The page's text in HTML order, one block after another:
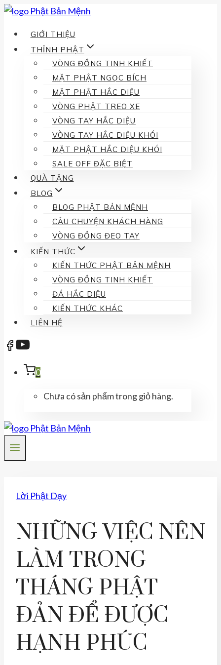
Skip
contentGIỚI THIỆU
THỈNH PHẬT
VÒNG ĐỒNG TINH KHIẾT
MẶT PHẬT NGỌC BÍCH
MẶT PHẬT HẮC DIỆU
VÒNG PHẬT TREO XE
VÒNG TAY HẮC DIỆU
VÒNG TAY HẮC DIỆU KHÓI
MẶT PHẬT HẮC DIỆU KHÓI
SALE OFF ĐẶC BIỆT
QUÀ TẶNG
BLOG
BLOG PHẬT BẢN MỆNH
CÂU CHUYỆN KHÁCH HÀNG
VÒNG ĐỒNG ĐEO TAY
KIẾN THỨC
KIẾN THỨC PHẬT BẢN MỆNH
VÒNG ĐỒNG TINH KHIẾT
ĐÁ HẮC DIỆU
KIẾN THỨC KHÁC
LIÊN HỆ
0
Chưa có sản phẩm trong giỏ hàng.
Lời Phật Dạy
NHỮNG VIỆC NÊN
LÀM TRONG
THÁNG PHẬT
ĐẢN ĐỂ ĐƯỢC
HẠNH PHÚC